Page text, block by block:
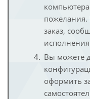
пожелания.
заказ,
исполнения
Вы можете
оформить